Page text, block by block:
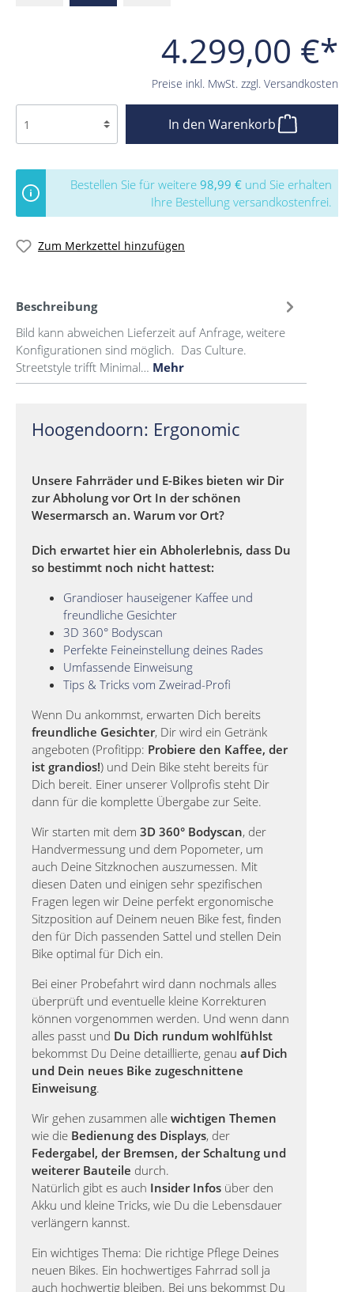
4.299,00 €*
Preise inkl. MwSt. zzgl. Versandkosten
In den Warenkorb
Bestellen Sie für weitere 98,99 € und Sie erhalten
Ihre Bestellung versandkostenfrei.
Zum Merkzettel hinzufügen
Beschreibung
Bild kann abweichen Lieferzeit auf Anfrage, weitere
Konfigurationen sind möglich. Das Culture.
Streetstyle trifft Minimal… Mehr
Hoogendoorn: Ergonomic
Unsere Fahrräder und E-Bikes bieten wir Dir
zur Abholung vor Ort In der schönen
Wesermarsch an. Warum vor Ort?
Dich erwartet hier ein Abholerlebnis, dass Du
so bestimmt noch nicht hattest:
Grandioser hauseigener Kaffee und
freundliche Gesichter
3D 360° Bodyscan
Perfekte Feineinstellung deines Rades
Umfassende Einweisung
Tips & Tricks vom Zweirad-Profi
Wenn Du ankommst, erwarten Dich bereits
freundliche Gesichter, Dir wird ein Getränk
angeboten (Profitipp: Probiere den Kaffee, der
ist grandios!) und Dein Bike steht bereits für
Dich bereit. Einer unserer Vollprofis steht Dir
dann für die komplette Übergabe zur Seite.
Wir starten mit dem 3D 360° Bodyscan, der
Handvermessung und dem Popometer, um
auch Deine Sitzknochen auszumessen. Mit
diesen Daten und einigen sehr spezifischen
Fragen legen wir Deine perfekt ergonomische
Sitzposition auf Deinem neuen Bike fest, finden
den für Dich passenden Sattel und stellen Dein
Bike optimal für Dich ein.
Bei einer Probefahrt wird dann nochmals alles
überprüft und eventuelle kleine Korrekturen
können vorgenommen werden. Und wenn dann
alles passt und Du Dich rundum wohlfühlst
bekommst Du Deine detaillierte, genau auf Dich
und Dein neues Bike zugeschnittene
Einweisung.
Wir gehen zusammen alle wichtigen Themen
wie die Bedienung des Displays, der
Federgabel, der Bremsen, der Schaltung und
weiterer Bauteile durch.
Natürlich gibt es auch Insider Infos über den
Akku und kleine Tricks, wie Du die Lebensdauer
verlängern kannst.
Ein wichtiges Thema: Die richtige Pflege Deines
neuen Bikes. Ein hochwertiges Fahrrad soll ja
auch hochwertig bleiben. Bei uns bekommst Du